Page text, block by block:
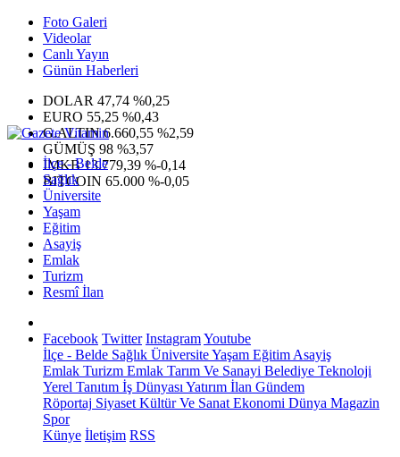
Foto Galeri
Videolar
Canlı Yayın
Günün Haberleri
DOLAR 47,74 %0,25
EURO 55,25 %0,43
G.ALTIN6.660,55 %2,59
GÜMÜŞ 98 %3,57
IMKB13.779,39 %-0,14
BITCOIN 65.000 %-0,05
İlçe - Belde
Sağlık
Üniversite
Yaşam
Eğitim
Asayiş
Emlak
Turizm
Resmî İlan
Facebook Twitter InstagramYoutube
İlçe - Belde Sağlık ÜniversiteYaşam Eğitim Asayiş
Emlak Turizm Emlak Tarım Ve Sanayi Belediye Teknoloji
Yerel Tanıtım İş Dünyası Yatırım İlan Gündem
Röportaj Siyaset Kültür Ve Sanat Ekonomi Dünya Magazin
Spor
Künye İletişim RSS